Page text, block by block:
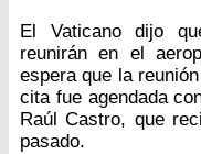
El Vaticano dijo
reunirán en el
espera que la
cita fue agendada
Raúl Castro, que
pasado.